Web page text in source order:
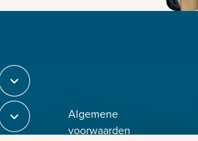
Sluit section-0
Sluit section-1Algemene
voorwaarden